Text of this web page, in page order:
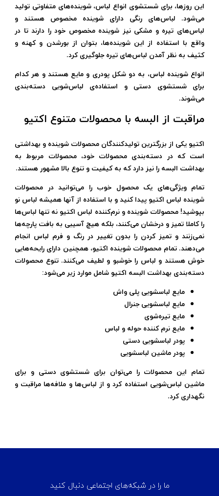
این روزها، برای شستشوی انواع لباس، شوینده‌های متفاوتی تولید
می‌شود. لباس‌های رنگی دارای شوینده مخصوص هستند و
لباس‌های تیره و مشکی نیز شوینده مخصوص خود را دارند تا در
واقع با استفاده از این شوینده‌ها، بتوان از بورشدن و کهنه و
کثیف به نظر آمدن لباس‌های تیره جلوگیری کرد.
انواع شوینده لباس، به دو شکل پودری و مایع هستند و هر کدام
برای شستشوی دستی و استفاده‌ی لباس‌شویی دسته‌بندی
می‌شوند.
مراقبت از البسه با محصولات متنوع اکتیو
اکتیو یکی از بزرگترین تولیدکنندگان محصولات شوینده و بهداشتی
است که در دسته‌بندی محصولات خود، محصولات مربوط به
بهداشت البسه را نیز دارد که به کیفیت و تنوع بالا مشهور هستند.
تمام ویژگی‌های یک محصول خوب را می‌توانید در محصولات
شوینده لباس اکتیو پیدا کنید و با استفاده از آنها همیشه لباس نو
بپوشید! محصولات شوینده و نرم‌کننده لباس اکتیو نه تنها لباس‌ها
را کاملا تمیز و درخشان می‌کنند، بلکه هیچ آسیبی به بافت پارچه‌ها
نمی‌زنند و تمیز کردن را بدون تغییر در رنگ و فرم لباس انجام
می‌دهند. تمام محصولات شوینده اکتیو، همچنین دارای رایحه‌هایی
خوش هستند و لباس را خوشبو و لطیف می‌کنند. تنوع محصولات
دسته‌بندی بهداشت البسه اکتیو شامل موارد زیر می‌شود:
مایع لباسشویی پلی واش
مایع لباسشویی جنرال
مایع تیره‌شوی
مایع نرم کننده حوله و لباس
پودر لباسشویی دستی
پودر ماشین لباسشویی
تمام این محصولات را می‌توان برای شستشوی دستی و برای
ماشین لباس‌شویی استفاده کرد و از لباس‌ها و ملافه‌ها مراقبت و
نگهداری کرد.
ما را در شبکه‌های اجتماعی دنبال کنید